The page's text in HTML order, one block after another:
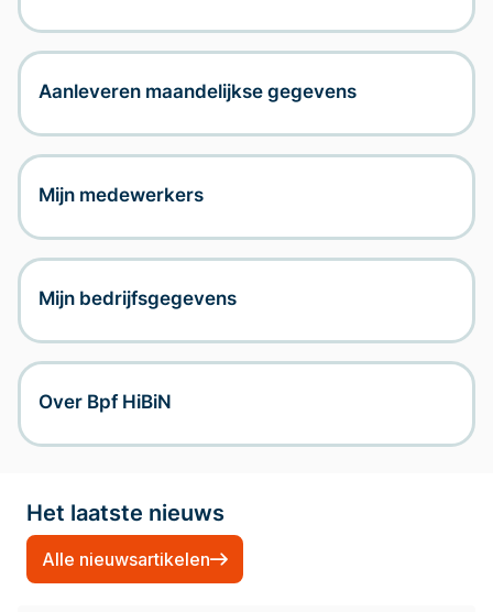
Documenten
Contact
Aanleveren maandelijkse gegevens
Mijn medewerkers
Mijn bedrijfsgegevens
Over Bpf HiBiN
Het laatste nieuws
Alle nieuwsartikelen